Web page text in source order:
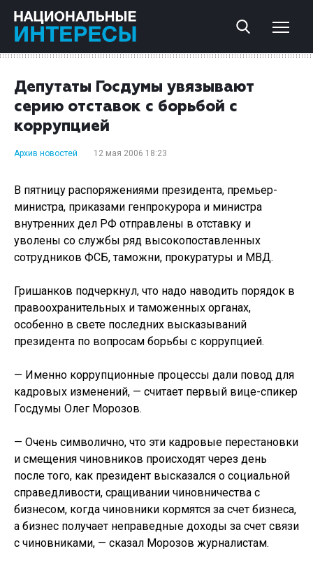
Депутаты Госдумы увязывают
серию отставок с борьбой с
коррупцией
Архив новостей 12 мая 2006 18:23
В пятницу распоряжениями президента, премьер-
министра, приказами генпрокурора и министра
внутренних дел РФ отправлены в отставку и
уволены со службы ряд высокопоставленных
сотрудников ФСБ, таможни, прокуратуры и МВД.
Гришанков подчеркнул, что надо наводить порядок в
правоохранительных и таможенных органах,
особенно в свете последних высказываний
президента по вопросам борьбы с коррупцией.
— Именно коррупционные процессы дали повод для
кадровых изменений, — считает первый вице-спикер
Госдумы Олег Морозов.
— Очень символично, что эти кадровые перестановки
и смещения чиновников происходят через день
после того, как президент высказался о социальной
справедливости, сращивании чиновничества с
бизнесом, когда чиновники кормятся за счет бизнеса,
а бизнес получает неправедные доходы за счет связи
с чиновниками, — сказал Морозов журналистам.